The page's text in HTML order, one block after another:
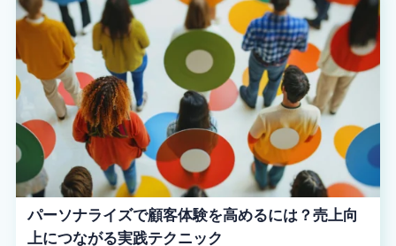
パーソナライズで顧客体験を高めるには？売上向
上につながる実践テクニック